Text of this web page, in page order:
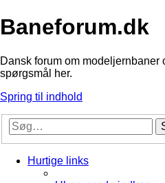
Baneforum.dk
Dansk forum om
spørgsmål her.
Spring til indhold
Hurtige links